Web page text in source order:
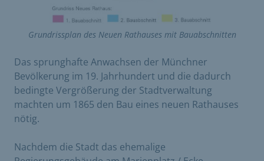
Grundrissplan des Neuen Rathauses mit Bauabschnitten
Das sprunghafte Anwachsen der Münchner
Bevölkerung im 19. Jahrhundert und die dadurch
bedingte Vergrößerung der Stadtverwaltung
machten um 1865 den Bau eines neuen Rathauses
nötig.
Nachdem die Stadt das ehemalige